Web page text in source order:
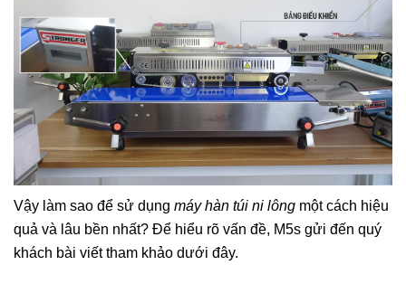
Vậy làm sao để sử dụng máy hàn túi ni lông một cách hiệu
quả và lâu bền nhất? Để hiểu rõ vấn đề, M5s gửi đến quý
khách bài viết tham khảo dưới đây.